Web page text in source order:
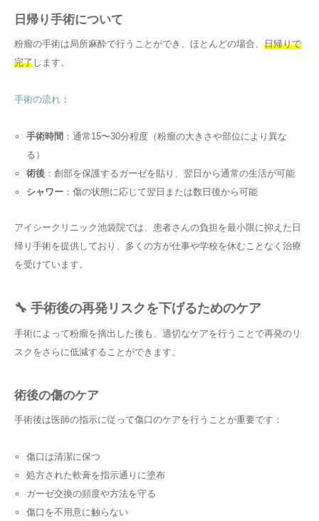
日帰り手術について
粉瘤の手術は局所麻酔で行うことができ、ほとんどの場合、 日帰りで
完了 します。
手術の流れ ：
手術時間 ：通常15〜30分程度（粉瘤の大きさや部位により異な
る）
術後：創部を保護するガーゼを貼り、翌日から通常の生活が可能
シャワー：傷の状態に応じて翌日または数日後から可能
アイシークリニック池袋院では、患者さんの負担を最小限に抑えた日
帰り手術を提供しており、多くの方が仕事や学校を休むことなく治療
を受けています。
🔧 手術後の再発リスクを下げるためのケア
手術によって粉瘤を摘出した後も、適切なケアを行うことで再発のリ
スクをさらに低減することができます。
術後の傷のケア
手術後は医師の指示に従って傷口のケアを行うことが重要です：
傷口は清潔に保つ
処方された軟膏を指示通りに塗布
ガーゼ交換の頻度や方法を守る
傷口を不用意に触らない